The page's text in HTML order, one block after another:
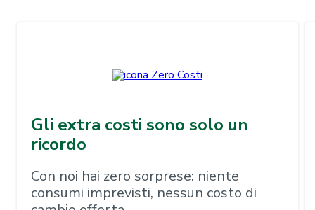
Gli extra costi sono solo un
ricordo
Con noi hai zero sorprese: niente
consumi imprevisti, nessun costo di